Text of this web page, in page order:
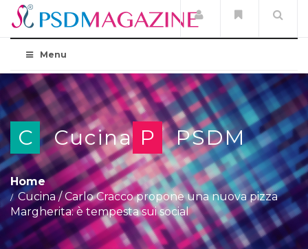
Menu
C Cucina P PSDM
Home
Cucina /Carlo Cracco propone una nuova pizza
Margherita: è tempesta sui social